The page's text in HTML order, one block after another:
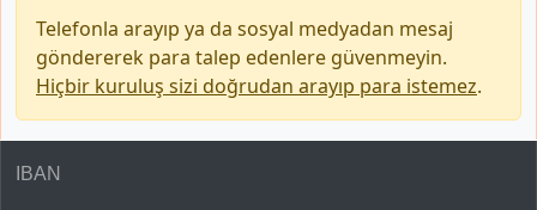
Telefonla arayıp ya da sosyal medyadan mesaj
göndererek para talep edenlere güvenmeyin.
Hiçbir kuruluş sizi doğrudan arayıp para istemez.
IBAN